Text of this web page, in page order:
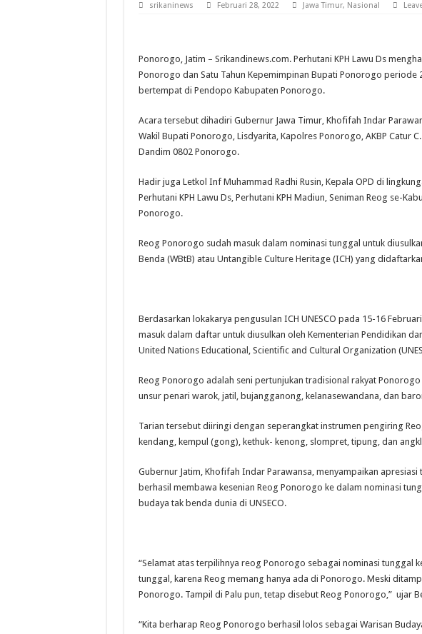
srikaninews Februari 28, 2022 Jawa Timur, Nasional
Ponorogo, Jatim – Srikandinews.com. Perhutani KPH Lawu Ds
Ponorogo dan Satu Tahun Kepemimpinan Bupati Ponorogo periode
bertempat di Pendopo Kabupaten Ponorogo.
Acara tersebut dihadiri Gubernur Jawa Timur, Khofifah Indar
Wakil Bupati Ponorogo, Lisdyarita, Kapolres Ponorogo, AKBP Catur
Dandim 0802 Ponorogo.
Hadir juga Letkol Inf Muhammad Radhi Rusin, Kepala OPD di
Perhutani KPH Lawu Ds, Perhutani KPH Madiun, Seniman Reog se-
Ponorogo.
Reog Ponorogo sudah masuk dalam nominasi tunggal untuk
Benda (WBtB) atau Untangible Culture Heritage (ICH) yang
Berdasarkan lokakarya pengusulan ICH UNESCO pada 15-16
masuk dalam daftar untuk diusulkan oleh Kementerian Pendidikan
United Nations Educational, Scientific and Cultural Organization
Reog Ponorogo adalah seni pertunjukan tradisional rakyat
unsur penari warok, jatil, bujangganong, kelanasewandana, dan
Tarian tersebut diiringi dengan seperangkat instrumen pengiring
kendang, kempul (gong), kethuk- kenong, slompret, tipung, dan
Gubernur Jatim, Khofifah Indar Parawansa, menyampaikan
berhasil membawa kesenian Reog Ponorogo ke dalam nominasi
budaya tak benda dunia di UNSECO.
“Selamat atas terpilihnya reog Ponorogo sebagai nominasi tunggal
tunggal, karena Reog memang hanya ada di Ponorogo. Meski
Ponorogo. Tampil di Palu pun, tetap disebut Reog Ponorogo,” ujar
“Kita berharap Reog Ponorogo berhasil lolos sebagai Warisan